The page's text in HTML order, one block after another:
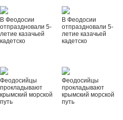
В Феодосии
отпраздновали 5-
летие казачьей
кадетско
В Феодосии
отпраздновали 5-
летие казачьей
кадетско
Феодосийцы
прокладывают
крымский морской
путь
Феодосийцы
прокладывают
крымский морской
путь